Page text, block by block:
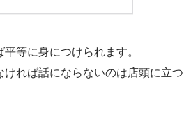
等に身につけられます。
れば話にならないのは店頭に立つ